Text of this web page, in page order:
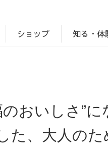
ショップ 知る・体
のおいしさ”
た、大人の